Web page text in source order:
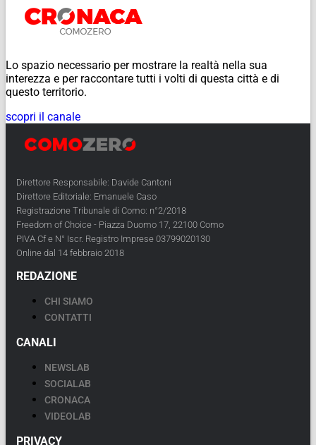
Lo spazio necessario per mostrare la realtà nella sua
interezza e per raccontare tutti i volti di questa città e di
questo territorio.
scopri il canale
Direttore Responsabile: Davide Cantoni
Direttore Editoriale: Emanuele Caso
Registrazione Tribunale di Como: n°2/2018
Freedom of Choice - Piazza Duomo 17, 22100 Como
PIVA Cf e N° Iscr. Registro Imprese 03799020130
Online dal 14 febbraio 2018
REDAZIONE
CHI SIAMO
CONTATTI
CANALI
NEWSLAB
SOCIALAB
CRONACA
VIDEOLAB
PRIVACY